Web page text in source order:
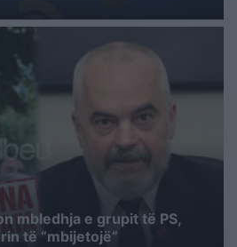
mbledhja e grupit të PS,
të “mbijetojë”